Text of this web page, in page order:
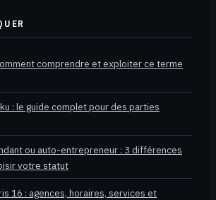
comprendre et exploiter ce terme
: le guide complet pour des parties
ou auto-entrepreneur : 3 différences
votre statut
16 : agences, horaires, services et